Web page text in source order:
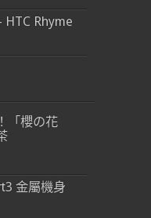
HTC Rhyme
「櫻の花
金屬機身